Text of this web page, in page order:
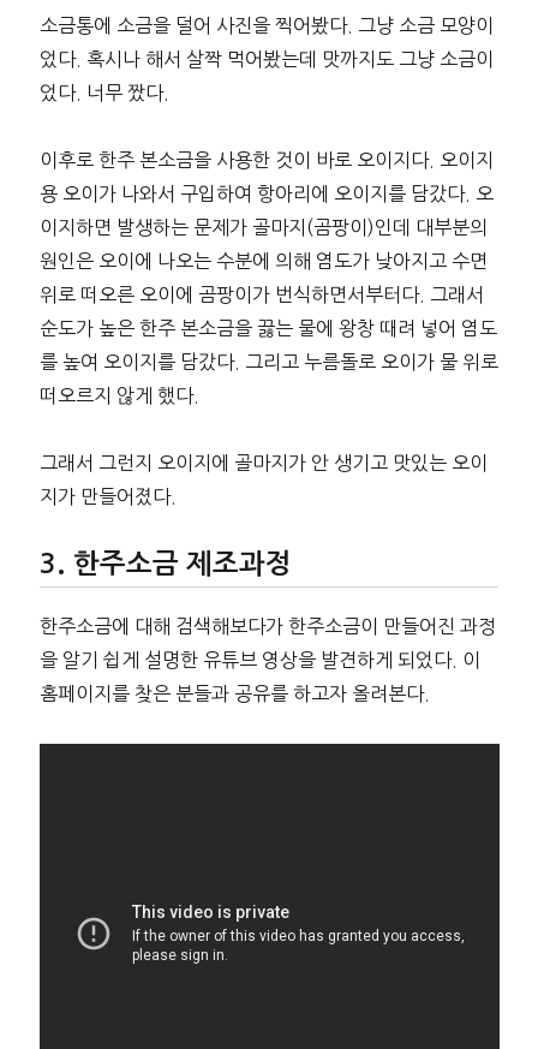
소금통에 소금을 덜어 사진을 찍어봤다. 그냥 소금 모양이
었다. 혹시나 해서 살짝 먹어봤는데 맛까지도 그냥 소금이
었다. 너무 짰다.
이후로 한주 본소금을 사용한 것이 바로 오이지다. 오이지
용 오이가 나와서 구입하여 항아리에 오이지를 담갔다. 오
이지하면 발생하는 문제가 골마지(곰팡이)인데 대부분의
원인은 오이에 나오는 수분에 의해 염도가 낮아지고 수면
위로 떠오른 오이에 곰팡이가 번식하면서부터다. 그래서
순도가 높은 한주 본소금을 끓는 물에 왕창 때려 넣어 염도
를 높여 오이지를 담갔다. 그리고 누름돌로 오이가 물 위로
떠오르지 않게 했다.
그래서 그런지 오이지에 골마지가 안 생기고 맛있는 오이
지가 만들어졌다.
한주소금 제조과정
한주소금에 대해 검색해보다가 한주소금이 만들어진 과정
을 알기 쉽게 설명한 유튜브 영상을 발견하게 되었다. 이
홈페이지를 찾은 분들과 공유를 하고자 올려본다.